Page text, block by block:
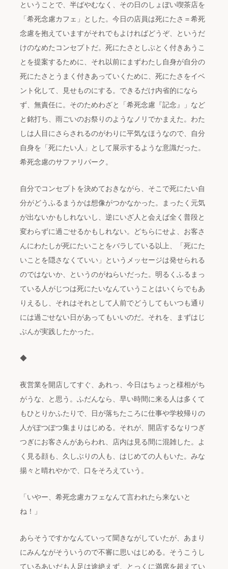
ということで、半ばやむなく、その日のしょぼい喫茶店を
「希死念慮カフェ」とした。今日の店員は死にたさ＝希死
念慮を抱えていますがそれでもよければどうぞ、というだ
けのなめたコンセプトだ。死にたさとしぶとく付きあうこ
とを提案するために、それ以前にまずわたし自身が自分の
死にたさとうまく付きあっていくために、死にたさをイベ
ント化して、見せものにする。できるだけ内省的になら
ず、無責任に。そのためわざと「希死念慮『記念』」など
と銘打ち、雨ごいのお祭りのようなノリでかまえた。わた
しは人目にさらされるのがわりに平気なほうなので、自分
自身を「死にたい人」として展示するような意識だった。
希死念慮のサファリパーク。
自分でコンセプトを決めておきながら、そこで死にたい自
分がどうふるまうかは想像がつかなかった。まったく元気
が出ないかもしれないし、逆にいざ人と会えば全く普段と
変わらずに過ごせるかもしれない。どちらにせよ、お客さ
んにわたしが死にたいことをバラしている以上、「死にた
いことを隠さなくていい」というメッセージは発せられる
のではないか、というのがねらいだった。明るくふるまっ
ている人がじつは死にたいなんていうことはいくらでもあ
りえるし、それはそれとして人前でどうしてもいつも通り
には過ごせない日があってもいいのだ。それを、まずはじ
ぶんが実践したかった。
◆
夜営業を開店してすぐ、あれっ、今日はちょっと様相がち
がうな、と思う。ふだんなら、早い時間に来る人は多くて
もひとりかふたりで、日が落ちたころに仕事や学校帰りの
人がぽつぽつ集まりはじめる。それが、開店するなりつぎ
つぎにお客さんがあらわれ、店内は見る間に混雑した。よ
く見る顔も、久しぶりの人も、はじめての人もいた。みな
揚々と晴れやかで、口をそろえていう。
「いやー、希死念慮カフェなんて言われたら来ないと
ね！」
あらそうですかなんていって聞きながしていたが、あまり
にみんながそういうので不審に思いはじめる。そうこうし
ているあいだも人足は途絶えず、とっくに満席を超えてい